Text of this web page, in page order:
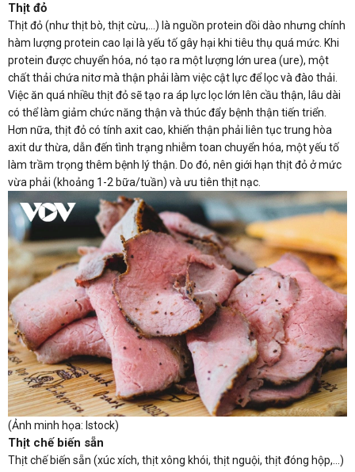
Thịt đỏ
Thịt đỏ (như thịt bò, thịt cừu,…) là nguồn protein dồi dào nhưng chính
hàm lượng protein cao lại là yếu tố gây hại khi tiêu thụ quá mức. Khi
protein được chuyển hóa, nó tạo ra một lượng lớn urea (ure), một
chất thải chứa nitơ mà thận phải làm việc cật lực để lọc và đào thải.
Việc ăn quá nhiều thịt đỏ sẽ tạo ra áp lực lọc lớn lên cầu thận, lâu dài
có thể làm giảm chức năng thận và thúc đẩy bệnh thận tiến triển.
Hơn nữa, thịt đỏ có tính axit cao, khiến thận phải liên tục trung hòa
axit dư thừa, dẫn đến tình trạng nhiễm toan chuyển hóa, một yếu tố
làm trầm trọng thêm bệnh lý thận. Do đó, nên giới hạn thịt đỏ ở mức
vừa phải (khoảng 1-2 bữa/tuần) và ưu tiên thịt nạc.
(Ảnh minh họa: Istock)
Thịt chế biến sẵn
Thịt chế biến sẵn (xúc xích, thịt xông khói, thịt nguội, thịt đóng hộp,...)